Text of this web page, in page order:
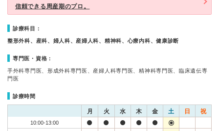
信頼できる周産期のプロ。
診療科目：
整形外科、産科、婦人科、産婦人科、精神科、心療内科、健康診断
専門医・資格：
手外科専門医、形成外科専門医、産婦人科専門医、精神科専門医、臨床遺伝専
門医
診療時間
月 火 水 木 金 土 日 祝
10:00-13:00